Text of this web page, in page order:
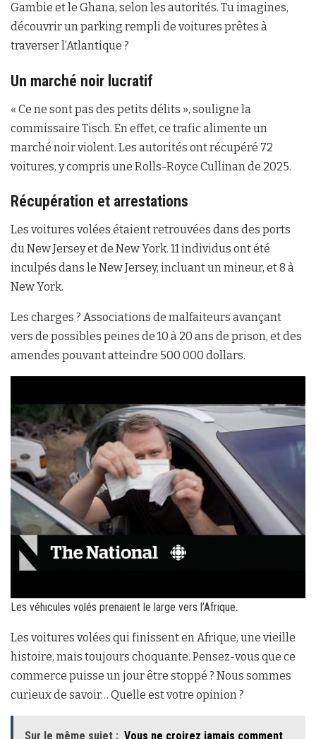
Gambie et le Ghana, selon les autorités. Tu imagines,
découvrir un parking rempli de voitures prêtes à
traverser l’Atlantique ?
Un marché noir lucratif
« Ce ne sont pas des petits délits », souligne la
commissaire Tisch. En effet, ce trafic alimente un
marché noir violent. Les autorités ont récupéré 72
voitures, y compris une Rolls-Royce Cullinan de 2025.
Récupération et arrestations
Les voitures volées étaient retrouvées dans des ports
du New Jersey et de New York. 11 individus ont été
inculpés dans le New Jersey, incluant un mineur, et 8 à
New York.
Les charges ? Associations de malfaiteurs avançant
vers de possibles peines de 10 à 20 ans de prison, et des
amendes pouvant atteindre 500 000 dollars.
Les véhicules volés prenaient le large vers l’Afrique.
Les voitures volées qui finissent en Afrique, une vieille
histoire, mais toujours choquante. Pensez-vous que ce
commerce puisse un jour être stoppé ? Nous sommes
curieux de savoir… Quelle est votre opinion ?
Sur le même sujet : Vous ne croirez jamais comment